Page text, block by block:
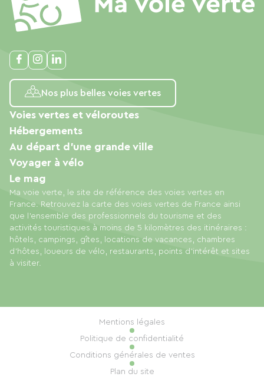
Nos plus belles voies vertes
Ma voie verte, le site de référence des voies vertes en
France. Retrouvez la carte des voies vertes de France ainsi
que l'ensemble des professionnels du tourisme et des
activités touristiques à moins de 5 kilomètres des itinéraires :
hôtels, campings, gîtes, locations de vacances, chambres
d'hôtes, loueurs de vélo, restaurants, points d'intérêt et sites
à visiter.
Voies vertes et véloroutes
Hébergements
Au départ d'une grande ville
Voyager à vélo
Le mag
Mentions légales
Politique de confidentialité
Conditions générales de ventes
Plan du site